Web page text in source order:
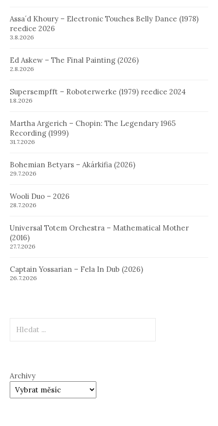
Assa´d Khoury – Electronic Touches Belly Dance (1978)
reedice 2026
3.8.2026
Ed Askew – The Final Painting (2026)
2.8.2026
Supersempfft – Roboterwerke (1979) reedice 2024
1.8.2026
Martha Argerich – Chopin: The Legendary 1965
Recording (1999)
31.7.2026
Bohemian Betyars – Akárkifia (2026)
29.7.2026
Wooli Duo – 2026
28.7.2026
Universal Totem Orchestra – Mathematical Mother
(2016)
27.7.2026
Captain Yossarian – Fela In Dub (2026)
26.7.2026
Archivy